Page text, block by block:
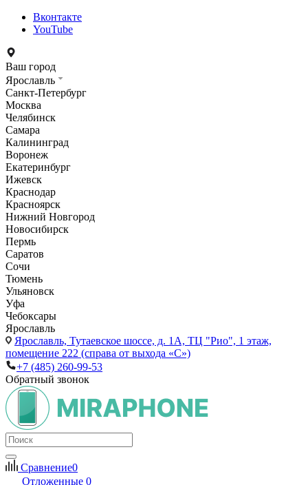
Вконтакте
YouTube
Ваш город
Ярославль
Санкт-Петербург
Москва
Челябинск
Самара
Калининград
Воронеж
Екатеринбург
Ижевск
Краснодар
Красноярск
Нижний Новгород
Новосибирск
Пермь
Саратов
Сочи
Тюмень
Ульяновск
Уфа
Чебоксары
Ярославль
Ярославль, Тутаевское шоссе, д. 1А, ТЦ "Рио", 1 этаж,
помещение 222 (справа от выхода «С»)
+7 (485) 260-99-53
Обратный звонок
Сравнение0
Отложенные 0